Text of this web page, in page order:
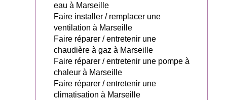
eau à Marseille
Faire installer / remplacer une
ventilation à Marseille
Faire réparer / entretenir une
chaudière à gaz à Marseille
Faire réparer / entretenir une pompe à
chaleur à Marseille
Faire réparer / entretenir une
climatisation à Marseille